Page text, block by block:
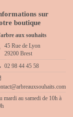
sur
boutique
aux souhaits
45 Rue de Lyon
29200 Brest
02 98 44 45 58
mardi au samedi de 10h à